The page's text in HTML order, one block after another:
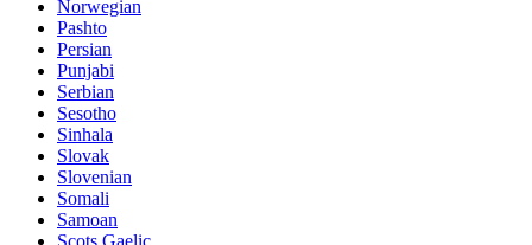
Norwegian
Pashto
Persian
Punjabi
Serbian
Sesotho
Sinhala
Slovak
Slovenian
Somali
Samoan